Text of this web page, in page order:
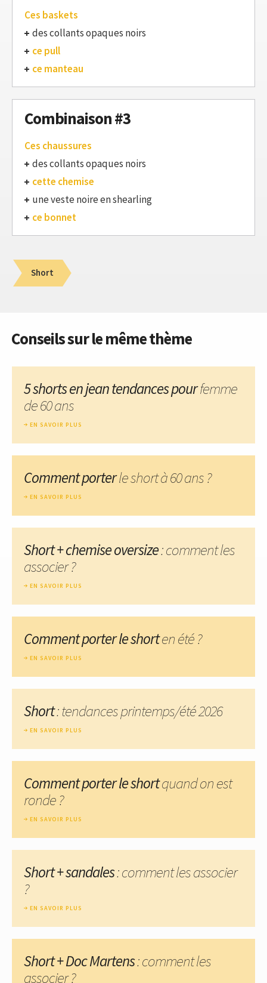
Ces baskets
des collants opaques noirs
ce pull
ce manteau
Combinaison #3
Ces chaussures
des collants opaques noirs
cette chemise
une veste noire en shearling
ce bonnet
Short
Conseils sur le même thème
5 shorts en jean tendances pourfemme
de 60 ans
EN SAVOIR PLUS
Comment porterle short à 60 ans ?
EN SAVOIR PLUS
Short + chemise oversize: comment les
associer ?
EN SAVOIR PLUS
Comment porter le shorten été ?
EN SAVOIR PLUS
Short: tendances printemps/été 2026
EN SAVOIR PLUS
Comment porter le shortquand on est
ronde ?
EN SAVOIR PLUS
Short + sandales: comment les associer
?
EN SAVOIR PLUS
Short + Doc Martens: comment les
associer ?